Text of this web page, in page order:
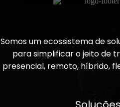
Somos um ecossistema de
para simplificar o jeito de
presencial, remoto, híbrido,